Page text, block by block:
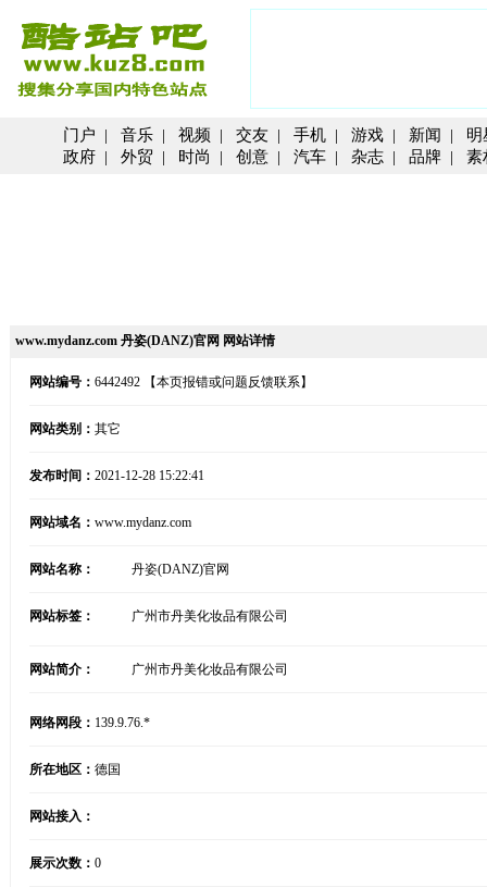
门户 | 音乐 | 视频 | 交友 | 手机 | 游戏 | 新闻 | 明
政府 | 外贸 | 时尚 | 创意 | 汽车 | 杂志 | 品牌 | 素
www.mydanz.com 丹姿(DANZ)官网 网站详情
网站编号： 6442492 【本页报错或问题反馈联系】
网站类别： 其它
发布时间： 2021-12-28 15:22:41
网站域名： www.mydanz.com
网站名称： 丹姿(DANZ)官网
网站标签： 广州市丹美化妆品有限公司
网站简介： 广州市丹美化妆品有限公司
网络网段： 139.9.76.*
所在地区： 德国
网站接入：
展示次数： 0